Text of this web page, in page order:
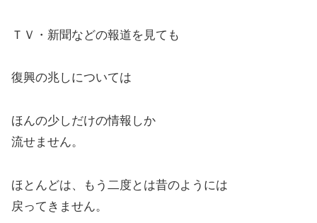
ＴＶ・新聞などの報道を見ても
復興の兆しについては
ほんの少しだけの情報しか
流せません。
ほとんどは、もう二度とは昔のようには
戻ってきません。